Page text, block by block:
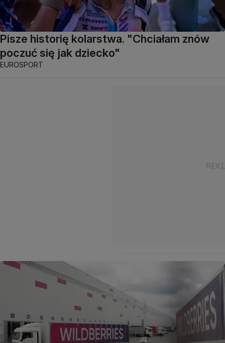
Pisze historię kolarstwa. "Chciałam znów
poczuć się jak dziecko"
EUROSPORT